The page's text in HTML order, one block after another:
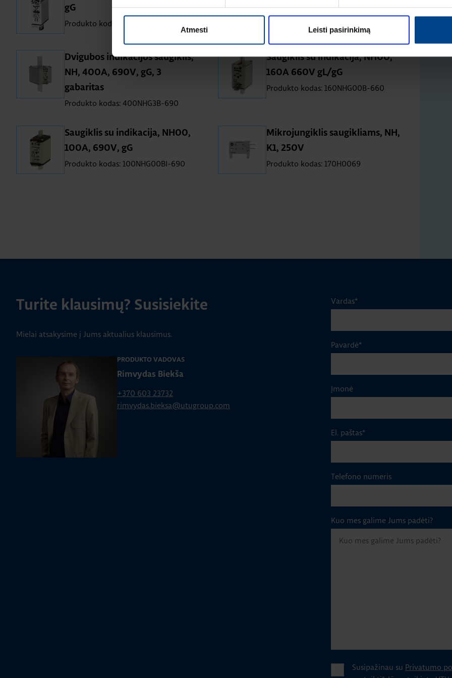
Atmesti Leisti pasirinkimą
gG
Produkto kodas: 100NHG00B-690
gG/gL, 3 GAB.
Dvigubos indikacijos saugiklis,
NH, 400A, 690V, gG, 3
gabaritas
Produkto kodas: 400NHG3B-690
Saugiklis su indikacija, NH00,
160A 660V gL/gG
Produkto kodas: 160NHG00B-660
Saugiklis su indikacija, NH00,
100A, 690V, gG
Produkto kodas: 100NHG00BI-690
Mikrojungiklis saugikliams, NH,
K1, 250V
Produkto kodas: 170H0069
Turite klausimų? Susisiekite
Mielai atsakysime į Jums aktualius klausimus.
PRODUKTO VADOVAS
Rimvydas Biekša
+370 603 23732
rimvydas.bieksa@utugroup.com
Vardas*
Pavardė*
Įmonė
El. paštas*
Telefono numeris
Kuo mes galime Jums padėti?
Susipažinau su Privatumo